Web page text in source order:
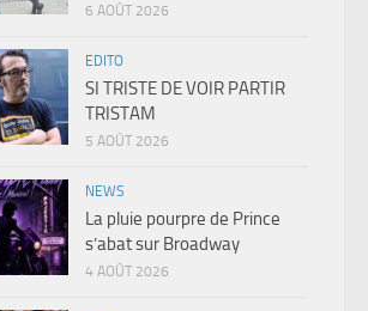
6 AOÛT 2026
EDITO
SI TRISTE DE VOIR PARTIR
TRISTAM
5 AOÛT 2026
NEWS
La pluie pourpre de Prince
s’abat sur Broadway
4 AOÛT 2026